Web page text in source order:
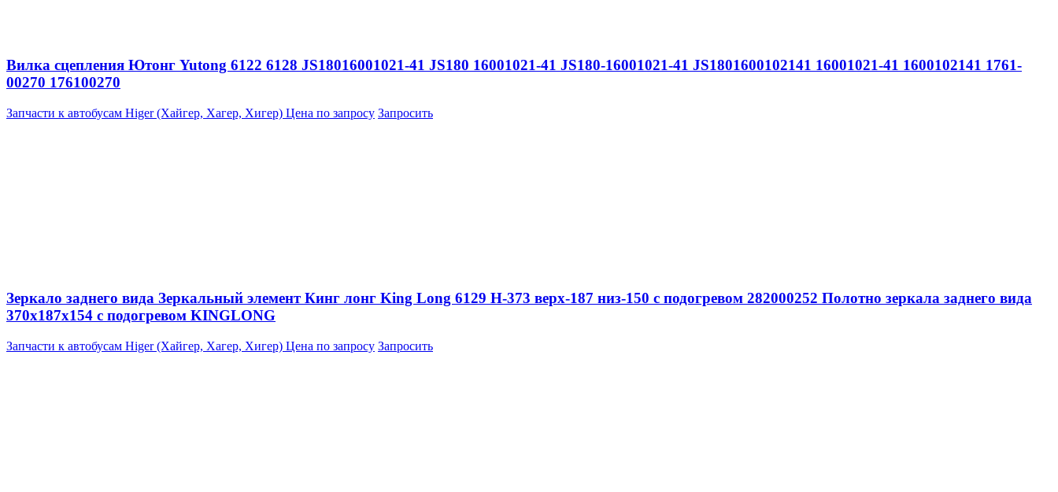
Вилка сцепления Ютонг Yutong 6122 6128 JS18016001021-41 JS180 16001021-41 JS180-16001021-41 JS1801600102141 16001021-41 1600102141 1761-
00270 176100270
Запчасти к автобусам Higer (Хайгер, Хагер, Хигер) Цена по запросу Запросить
Зеркало заднего вида Зеркальный элемент Кинг лонг King Long 6129 H-373 верх-187 низ-150 с подогревом 282000252 Полотно зеркала заднего вида
370x187x154 с подогревом KINGLONG
Запчасти к автобусам Higer (Хайгер, Хагер, Хигер) Цена по запросу Запросить